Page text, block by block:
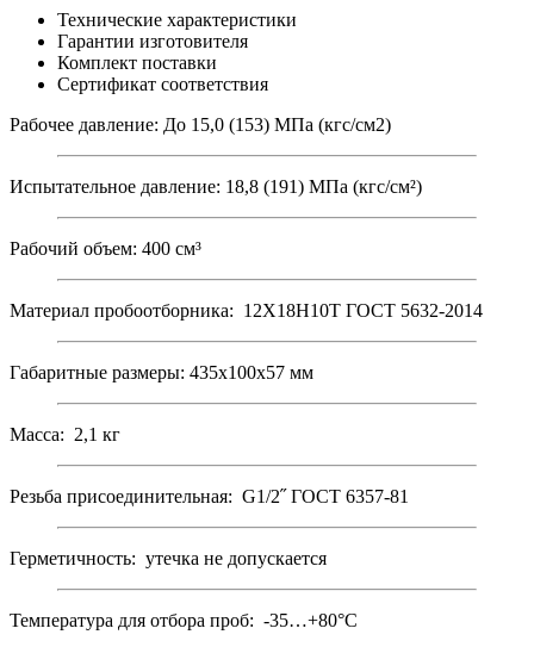
Технические характеристики
Гарантии изготовителя
Комплект поставки
Сертификат соответствия
Рабочее давление: До 15,0 (153) МПа (кгс/см2)
Испытательное давление: 18,8 (191) МПа (кгс/см²)
Рабочий объем: 400 см³
Материал пробоотборника: 12Х18Н10Т ГОСТ 5632-2014
Габаритные размеры: 435х100х57 мм
Масса: 2,1 кг
Резьба присоединительная: G1/2˝ ГОСТ 6357-81
Герметичность: утечка не допускается
Температура для отбора проб: -35…+80°С